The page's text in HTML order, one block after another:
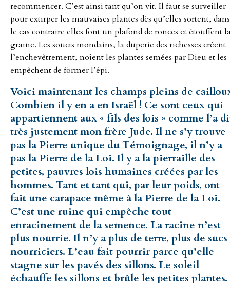
recommencer. C’est ainsi tant qu’on vit. Il faut se surveiller
pour extirper les mauvaises plantes dès qu’elles sortent, dans
le cas contraire elles font un plafond de ronces et étouffent
graine. Les soucis mondains, la duperie des richesses créent
l’enchevêtrement, noient les plantes semées par Dieu et les
empêchent de former l’épi.
Voici maintenant les champs pleins de
Combien il y en a en Israël ! Ce sont ceux qui
appartiennent aux « fils des lois » comme l’a
très justement mon frère Jude. Il ne s’y trouve
pas la Pierre unique du Témoignage, il n’y a
pas la Pierre de la Loi. Il y a la pierraille des
petites, pauvres lois humaines créées par les
hommes. Tant et tant qui, par leur poids, ont
fait une carapace même à la Pierre de la Loi.
C’est une ruine qui empêche tout
enracinement de la semence. La racine n’est
plus nourrie. Il n’y a plus de terre, plus de sucs
nourriciers. L’eau fait pourrir parce qu’elle
stagne sur les pavés des sillons. Le soleil
échauffe les sillons et brûle les petites plantes.